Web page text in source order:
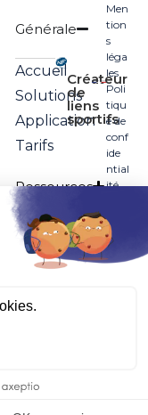
Générale
Accueil
Solutions
Application
Tarifs
Ressources
Secteurs
Créateur
de
liens
sportifs
Men
tion
s
léga
les
Poli
tiqu
e de
conf
ide
ntial
ité